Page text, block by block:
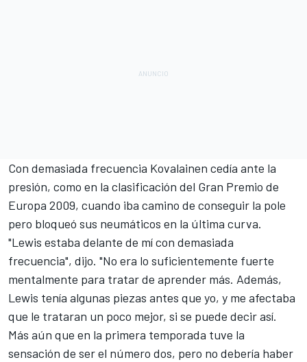
Con demasiada frecuencia Kovalainen cedía ante la
presión, como en la clasificación del Gran Premio de
Europa 2009, cuando iba camino de conseguir la pole
pero bloqueó sus neumáticos en la última curva.
"Lewis estaba delante de mí con demasiada
frecuencia", dijo. "No era lo suficientemente fuerte
mentalmente para tratar de aprender más. Además,
Lewis tenía algunas piezas antes que yo, y me afectaba
que le trataran un poco mejor, si se puede decir así.
Más aún que en la primera temporada tuve la
sensación de ser el número dos, pero no debería haber